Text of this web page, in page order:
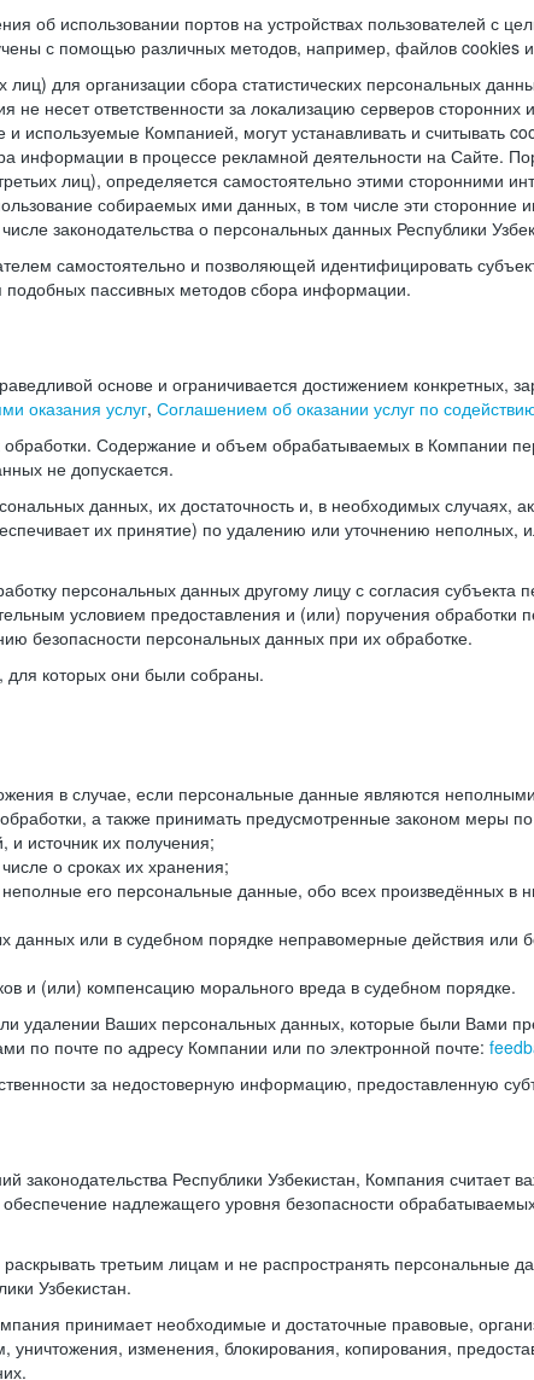
об использовании портов на устройствах пользователей с
с помощью различных методов, например, файлов cookies
для организации сбора статистических персональных
несет ответственности за локализацию серверов сторонних
используемые Компанией, могут устанавливать и считывать
информации в процессе рекламной деятельности на Сайте.
лиц), определяется самостоятельно этими сторонними
собираемых ими данных, в том числе эти сторонние
законодательства о персональных данных Республики
самостоятельно и позволяющей идентифицировать
пассивных методов сбора информации.
основе и ограничивается достижением конкретных,
оказания услуг, Соглашением об оказании услуг по
Содержание и объем обрабатываемых в Компании
не допускается.
данных, их достаточность и, в необходимых случаях,
их принятие) по удалению или уточнению неполных,
персональных данных другому лицу с согласия
условием предоставления и (или) поручения обработки
безопасности персональных данных при их обработке.
для которых они были собраны.
в случае, если персональные данные являются
а также принимать предусмотренные законом меры
источник их получения;
о сроках их хранения;
его персональные данные, обо всех произведённых в
или в судебном порядке неправомерные действия или
и (или) компенсацию морального вреда в судебном порядке.
удалении Ваших персональных данных, которые были Вами
по почте по адресу Компании или по электронной почте:
за недостоверную информацию, предоставленную
Республики Узбекистан, Компания считает
надлежащего уровня безопасности
третьим лицам и не распространять персональные
Узбекистан.
принимает необходимые и достаточные правовые,
изменения, блокирования, копирования,